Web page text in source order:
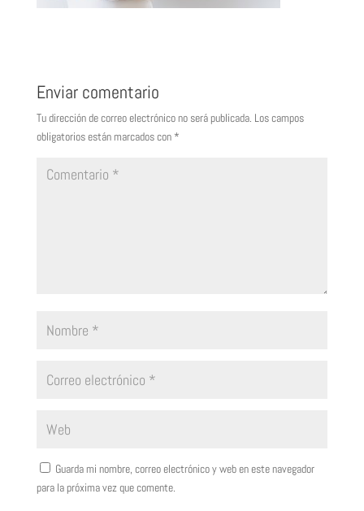
Enviar comentario
Tu dirección de correo electrónico no será publicada. Los campos
obligatorios están marcados con *
Guarda mi nombre, correo electrónico y web en este navegador
para la próxima vez que comente.